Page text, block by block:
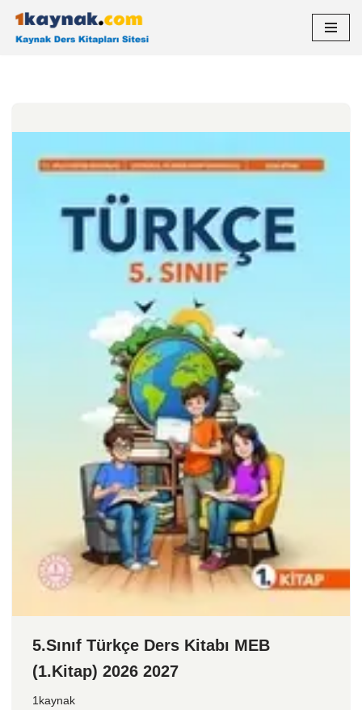
İçeriğe
5.Sınıf Türkçe Ders Kitabı MEB
(1.Kitap) 2026 2027
1kaynak